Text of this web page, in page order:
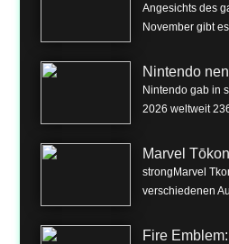
Angesichts des
November gibt
Nintendo
Nintendo gab in
2026 weltweit
Marvel
strongMarvel
verschiedenen
Fire